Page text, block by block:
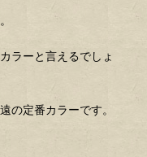
ラーと言えるでしょ
の定番カラーです。